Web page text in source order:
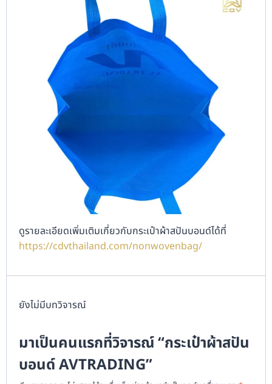
ดูรายละเอียดเพิ่มเติมเกี่ยวกับกระเป๋าผ้าสปันบอนด์ได้ที่
https://cdvthailand.com/nonwovenbag/
ยังไม่มีบทวิจารณ์
มาเป็นคนแรกที่วิจารณ์ “กระเป๋าผ้าสปัน
บอนด์ AVTRADING”